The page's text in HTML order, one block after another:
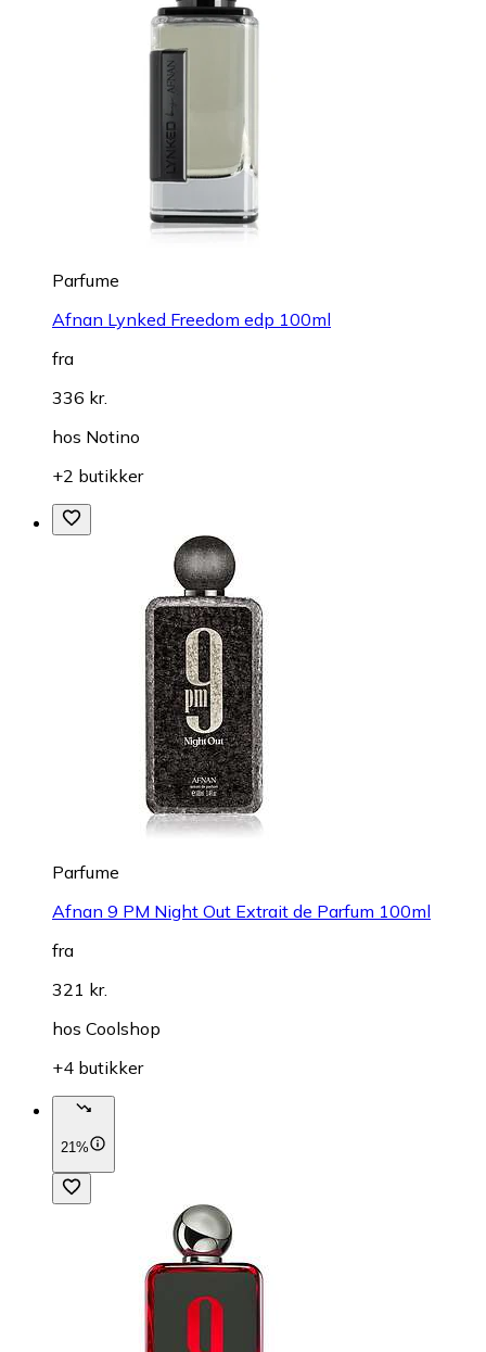
Parfume
Afnan Lynked Freedom edp 100ml
fra
336 kr.
hos Notino
+2 butikker
Parfume
Afnan 9 PM Night Out Extrait de Parfum 100ml
fra
321 kr.
hos Coolshop
+4 butikker
21%